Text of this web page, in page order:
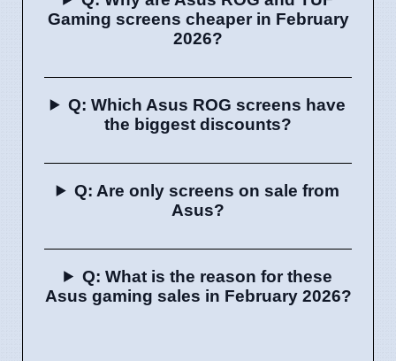
Gaming screens cheaper in February
2026?
Q: Which Asus ROG screens have
the biggest discounts?
Q: Are only screens on sale from
Asus?
Q: What is the reason for these
Asus gaming sales in February 2026?